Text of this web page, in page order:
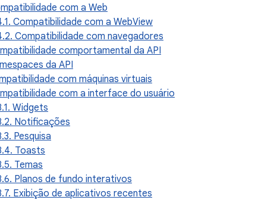
com a Web
Compatibilidade com a WebView
Compatibilidade com navegadores
comportamental da API
da API
com máquinas virtuais
com a interface do usuário
Widgets
Notificações
Pesquisa
Toasts
Temas
Planos de fundo interativos
Exibição de aplicativos recentes